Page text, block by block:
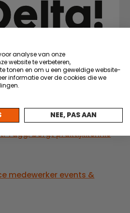
Taggl borgt praktijkkennis
medewerker events &
analyse van onze
website te verbeteren,
tonen en om u een geweldige website-
informatie over de cookies die we
NEE, PAS AAN